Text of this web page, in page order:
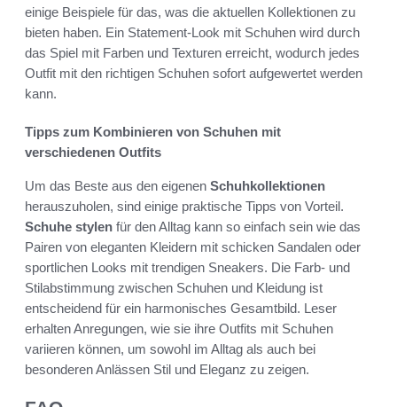
einige Beispiele für das, was die aktuellen Kollektionen zu
bieten haben. Ein Statement-Look mit Schuhen wird durch
das Spiel mit Farben und Texturen erreicht, wodurch jedes
Outfit mit den richtigen Schuhen sofort aufgewertet werden
kann.
Tipps zum Kombinieren von Schuhen mit
verschiedenen Outfits
Um das Beste aus den eigenen Schuhkollektionen
herauszuholen, sind einige praktische Tipps von Vorteil.
Schuhe stylen für den Alltag kann so einfach sein wie das
Pairen von eleganten Kleidern mit schicken Sandalen oder
sportlichen Looks mit trendigen Sneakers. Die Farb- und
Stilabstimmung zwischen Schuhen und Kleidung ist
entscheidend für ein harmonisches Gesamtbild. Leser
erhalten Anregungen, wie sie ihre Outfits mit Schuhen
variieren können, um sowohl im Alltag als auch bei
besonderen Anlässen Stil und Eleganz zu zeigen.